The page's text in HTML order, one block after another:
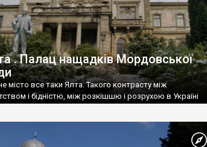
. Палац нащадків Мордовської
місто все таки Ялта. Такого контрасту між
і бідністю, між розкішшю і розрухою в Україні